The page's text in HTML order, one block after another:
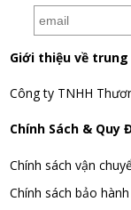
Giới thiệu về
Công ty TNHH
Chính Sách & Quy
Chính sách vận
Chính sách bảo hành